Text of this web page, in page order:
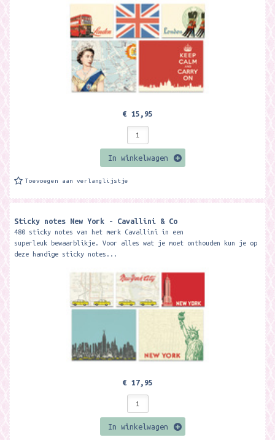
€ 15,95
In winkelwagen
Toevoegen aan verlanglijstje
Sticky notes New York - Cavallini & Co
480 sticky notes van het merk Cavallini in een
superleuk bewaarblikje. Voor alles wat je moet onthouden kun je op
deze handige sticky notes...
€ 17,95
In winkelwagen